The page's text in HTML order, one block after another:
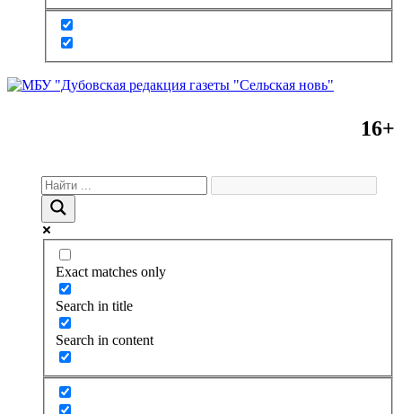
16+
Exact matches only
Search in title
Search in content